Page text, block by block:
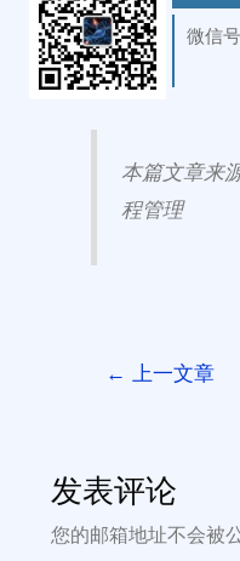
微信
本篇文章来
程管理
← 上一文章
发表评论
您的邮箱地址不会被公